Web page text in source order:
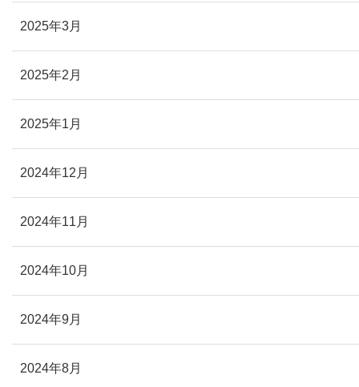
2025年3月
2025年2月
2025年1月
2024年12月
2024年11月
2024年10月
2024年9月
2024年8月